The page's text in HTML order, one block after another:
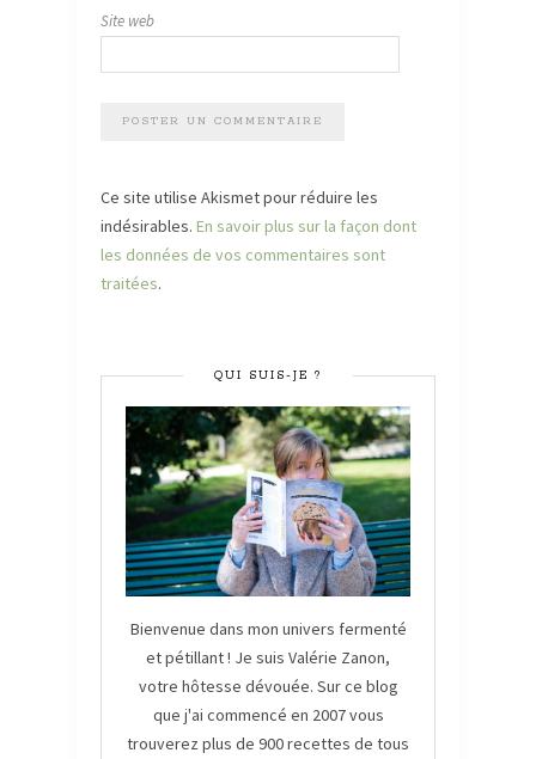
Site web
Ce site utilise Akismet pour réduire les
indésirables. En savoir plus sur la façon dont
les données de vos commentaires sont
traitées.
QUI SUIS-JE ?
Bienvenue dans mon univers fermenté
et pétillant ! Je suis Valérie Zanon,
votre hôtesse dévouée. Sur ce blog
que j'ai commencé en 2007 vous
trouverez plus de 900 recettes de tous